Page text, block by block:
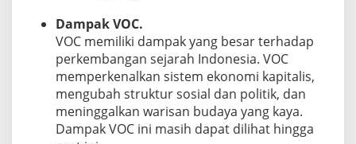
Dampak VOC.
VOC memiliki dampak yang besar terhadap
perkembangan sejarah Indonesia. VOC
memperkenalkan sistem ekonomi kapitalis,
mengubah struktur sosial dan politik, dan
meninggalkan warisan budaya yang kaya.
Dampak VOC ini masih dapat dilihat hingga